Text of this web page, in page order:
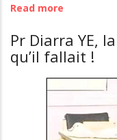
Read more
:
"Selon
statistique
du
ministère
de
Pr Diarra YE,
qu’il fallait !